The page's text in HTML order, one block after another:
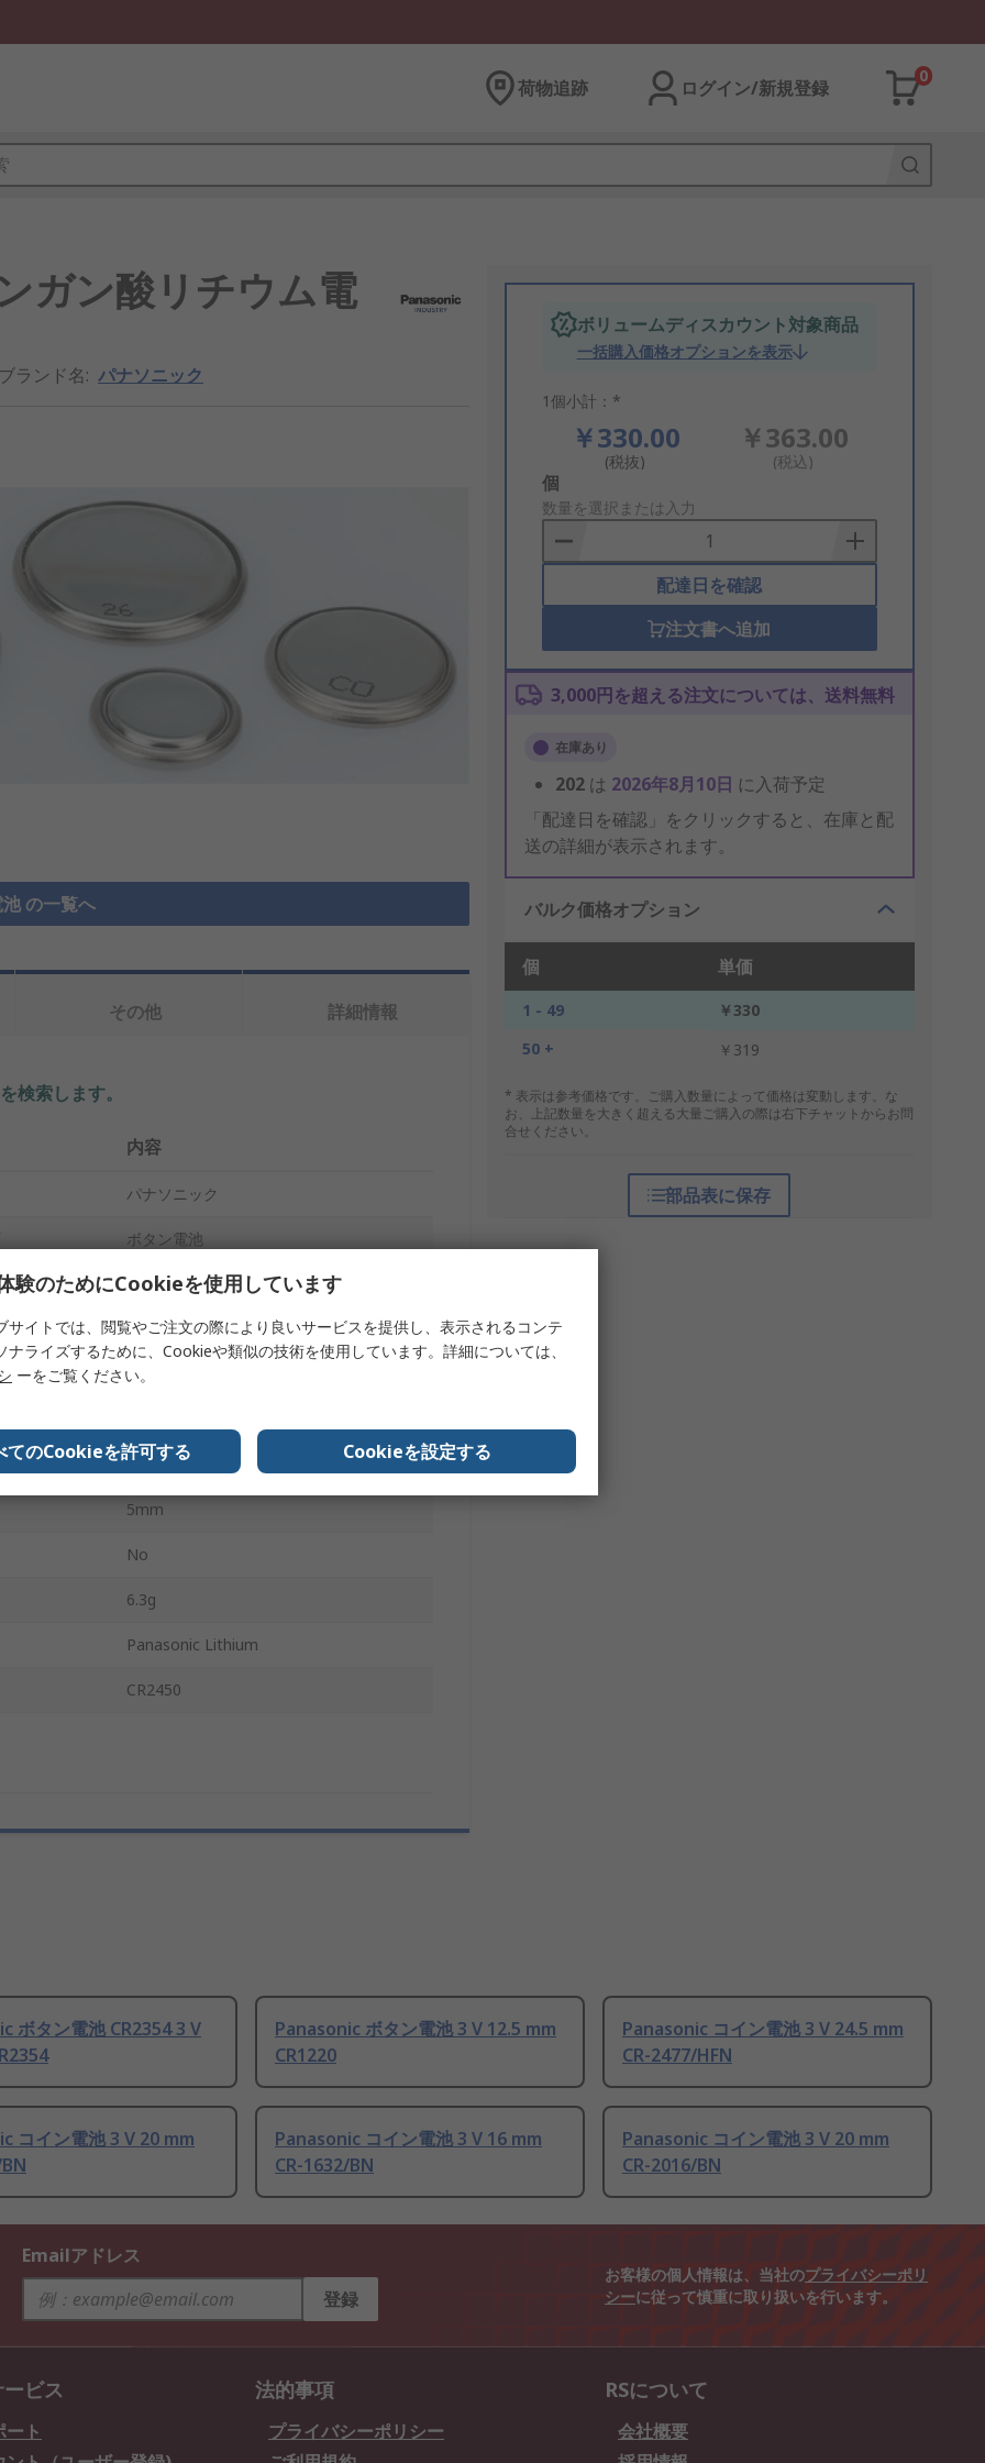
荷物追跡 ログイン/新規登録
0
ガン酸リチウム電
ランド名: パナソニック
の一覧へ
ボリュームディスカウント対象商品
一括購入価格オプションを表示
1個小計：*
￥330.00
(税抜)
￥363.00
(税込)
Add
to
Basket
個
数量を選択または入力
配達日を確認
注文書へ追加
3,000円を超える注文については、送料無料
在庫あり
202 は 2026年8月10日 に入荷予定
「配達日を確認」をクリックすると、在庫と配
送の詳細が表示されます。
バルク価格オプション
個 単価
1 - 49
￥330
50 +
￥319
* 表示は参考価格です。ご購入数量によって価格は変動します。な
お、上記数量を大きく超える大量ご購入の際は右下チャットからお問
合せください。
部品表に保存
その他 詳細情報
検索します。
内容
パナソニック
ボタン電池
マンガン酸リチウム電池
3V
620mAh
スタンダード
5mm
No
6.3g
Panasonic Lithium
CR2450
ボタン電池 CR2354 3 V
Panasonic ボタン電池 3 V 12.5 mm
CR1220
Panasonic コイン電池 3 V 24.5 mm
CR-2477/HFN
コイン電池 3 V 20 mm
Panasonic コイン電池 3 V 16 mm
CR-1632/BN
Panasonic コイン電池 3 V 20 mm
CR-2016/BN
Emailアドレス
登録
お客様の個人情報は、当社のプライバシーポリ
シーに従って慎重に取り扱いを行います。
ビス
ト
法的事項
プライバシーポリシー
RSについて
会社概要
験のためにCookieを使用しています
サイトでは、閲覧やご注文の際により良いサービスを提供し、表示されるコンテ
ナライズするために、Cookieや類似の技術を使用しています。詳細については、
ーをご覧ください。
てのCookieを許可する Cookieを設定する